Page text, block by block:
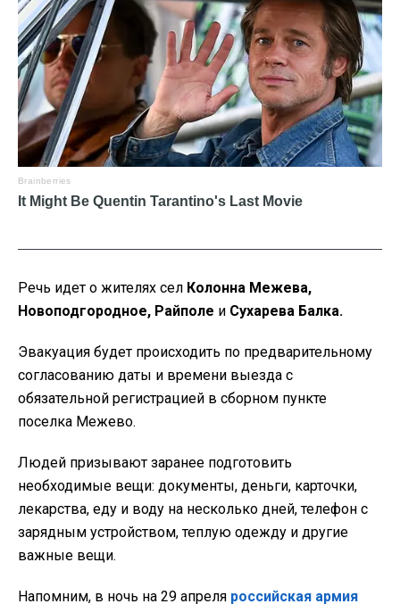
Речь идет о жителях сел Колонна Межева,
Новоподгородное, Райполе и Сухарева Балка.
Эвакуация будет происходить по предварительному
согласованию даты и времени выезда с
обязательной регистрацией в сборном пункте
поселка Межево.
Людей призывают заранее подготовить
необходимые вещи: документы, деньги, карточки,
лекарства, еду и воду на несколько дней, телефон с
зарядным устройством, теплую одежду и другие
важные вещи.
Напомним, в ночь на 29 апреля российская армия